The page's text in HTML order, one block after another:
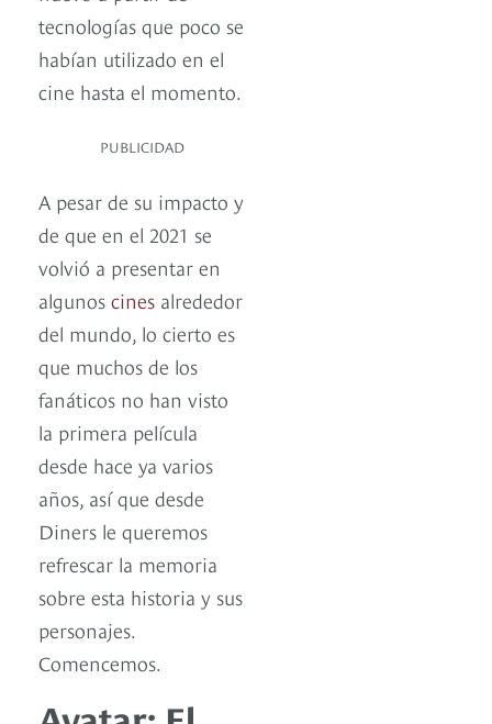
tecnologías que poco se
habían utilizado en el
cine hasta el momento.
PUBLICIDAD
A pesar de su impacto y
de que en el 2021 se
volvió a presentar en
algunos cines alrededor
del mundo, lo cierto es
que muchos de los
fanáticos no han visto
la primera película
desde hace ya varios
años, así que desde
Diners le queremos
refrescar la memoria
sobre esta historia y sus
personajes.
Comencemos.